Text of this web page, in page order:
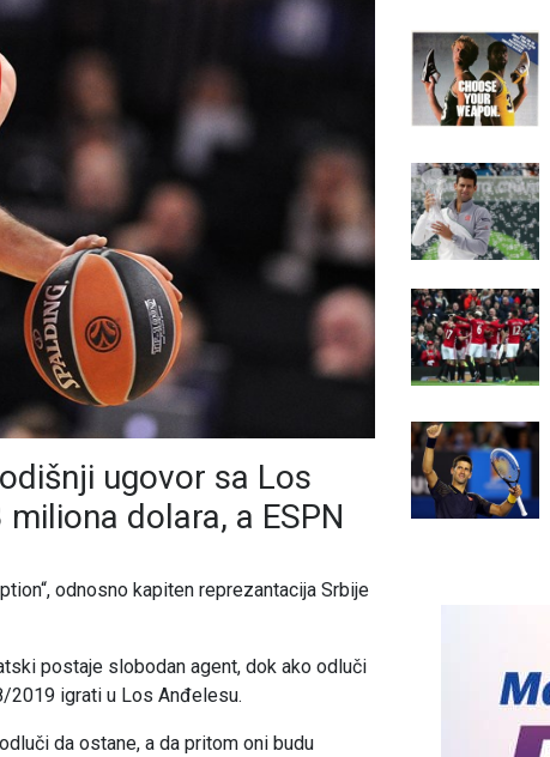
ugovor sa Los
dolara, a ESPN
odnosno kapiten reprezantacija Srbije
postaje slobodan agent, dok ako odluči
2019 igrati u Los Anđelesu.
da ostane, a da pritom oni budu